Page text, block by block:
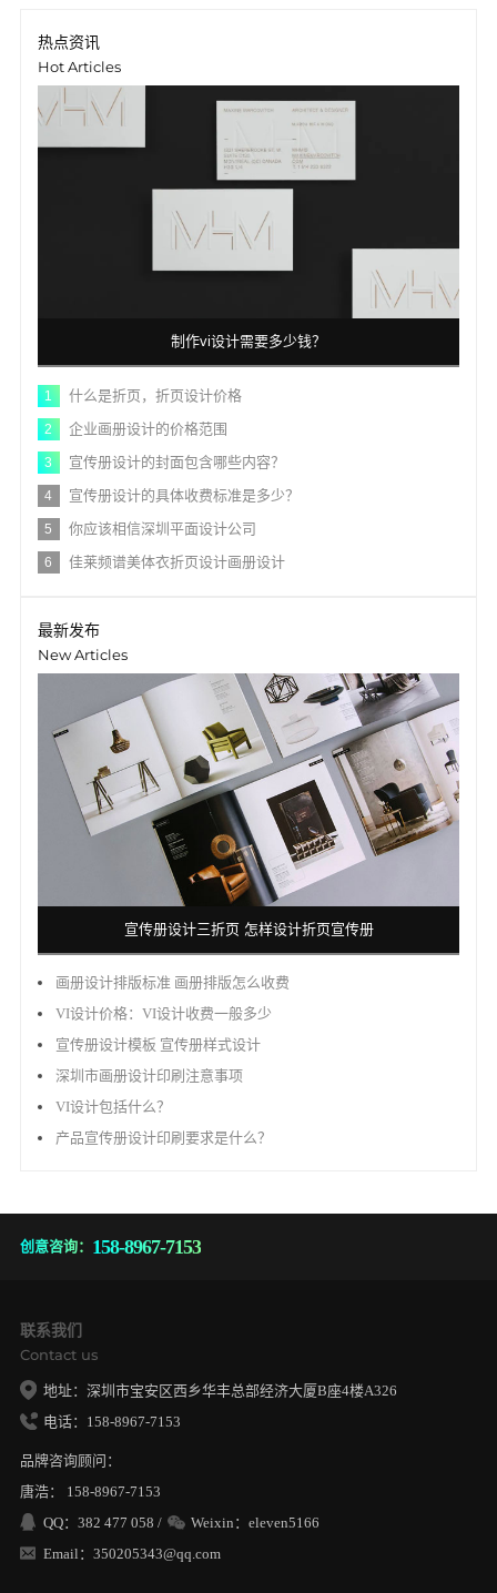
热点资讯
Hot Articles
制作vi设计需要多少钱？
1 什么是折页，折页设计价格
2 企业画册设计的价格范围
3 宣传册设计的封面包含哪些内容？
4 宣传册设计的具体收费标准是多少？
5 你应该相信深圳平面设计公司
6 佳莱频谱美体衣折页设计画册设计
最新发布
New Articles
宣传册设计三折页 怎样设计折页宣传册
画册设计排版标准 画册排版怎么收费
VI设计价格：VI设计收费一般多少
宣传册设计模板 宣传册样式设计
深圳市画册设计印刷注意事项
VI设计包括什么？
产品宣传册设计印刷要求是什么？
创意咨询： 158-8967-7153
联系我们
Contact us
地址：深圳市宝安区西乡华丰总部经济大厦B座4楼A326
电话：158-8967-7153
品牌咨询顾问：
唐浩： 158-8967-7153
QQ：382 477 058 /
Weixin：eleven5166
Email：350205343@qq.com